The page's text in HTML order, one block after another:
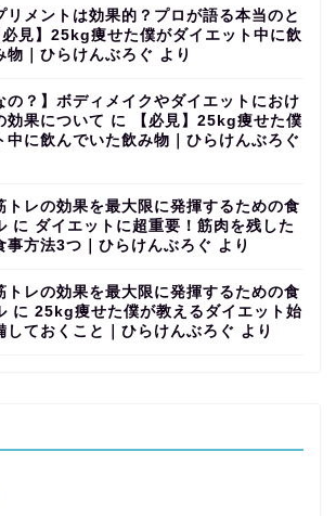
リメントは効果的？プロが語る本当のと
必見】25kg痩せた僕がダイエット中に飲
物｜ひらけんぶろぐ より
の？】ボディメイクやダイエットにおけ
効果について に
【必見】25kg痩せた僕
中に飲んでいた飲み物｜ひらけんぶろぐ
トレの効果を最大限に発揮するための食
に ダイエットに超重要！筋肉を残した
事方法3つ｜ひらけんぶろぐ より
トレの効果を最大限に発揮するための食
に 25kg痩せた僕が教えるダイエット始
しておくこと｜ひらけんぶろぐ より